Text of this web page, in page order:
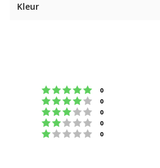
Kleur
Beoordeling:
0
Beoordeling:
0
Beoordeling:
0
Beoordeling:
0
Beoordeling:
0